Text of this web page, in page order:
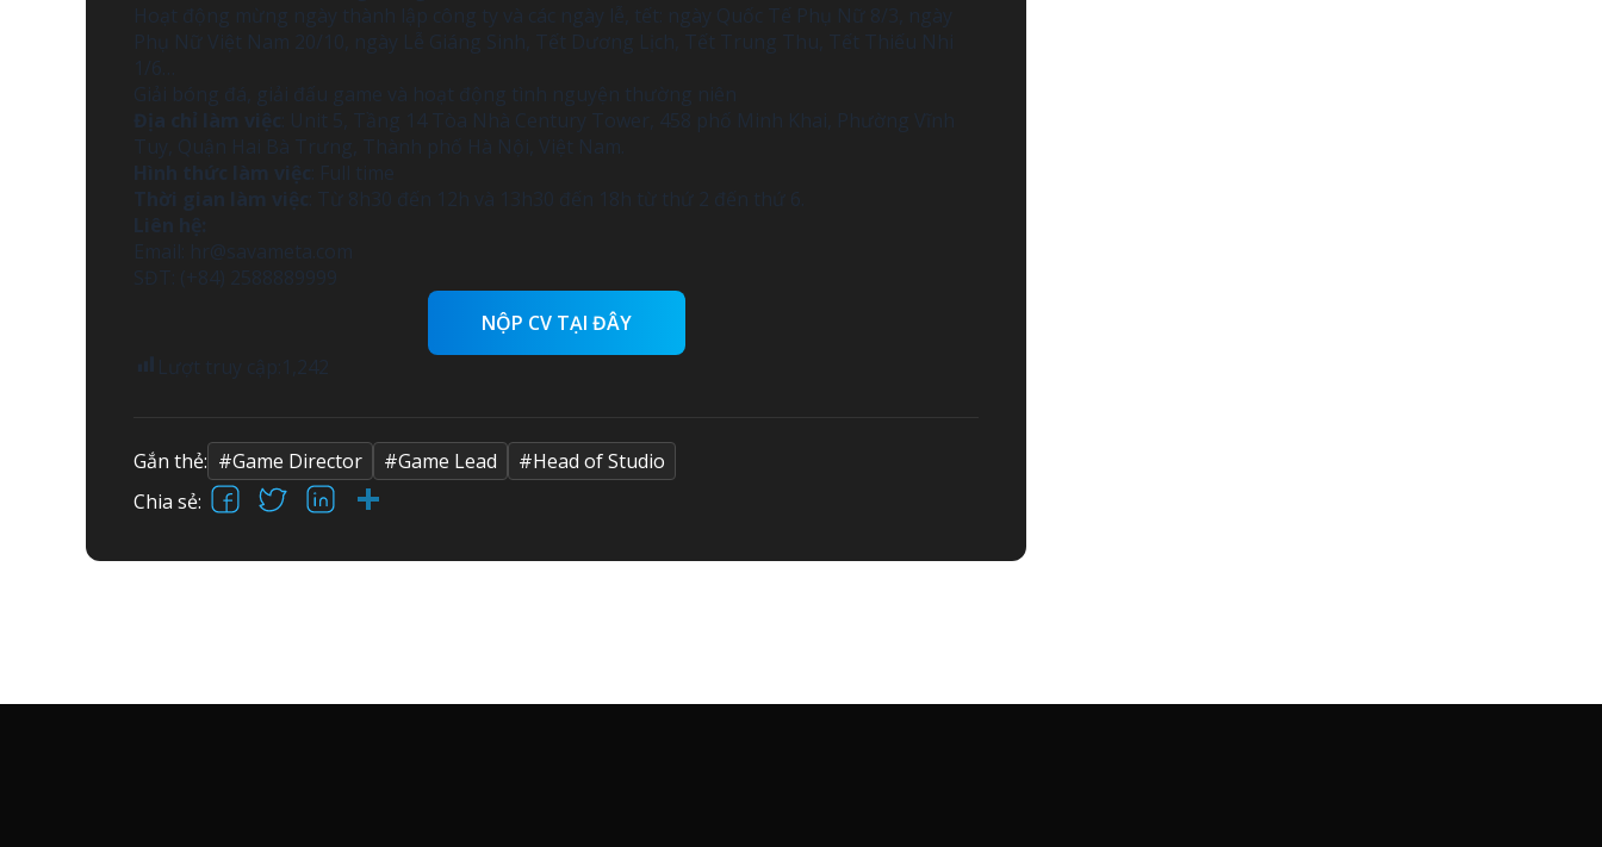
Hoạt động mừng ngày thành lập công ty và các ngày lễ, tết: ngày Quốc Tế Phụ Nữ 8/3, ngày
Phụ Nữ Việt Nam 20/10, ngày Lễ Giáng Sinh, Tết Dương Lịch, Tết Trung Thu, Tết Thiếu Nhi
1/6…
Giải bóng đá, giải đấu game và hoạt động tình nguyện thường niên
Địa chỉ làm việc : Unit 5, Tầng 14 Tòa Nhà Century Tower, 458 phố Minh Khai, Phường Vĩnh
Tuy, Quận Hai Bà Trưng, Thành phố Hà Nội, Việt Nam.
Hình thức làm việc : Full time
Thời gian làm việc : Từ 8h30 đến 12h và 13h30 đến 18h từ thứ 2 đến thứ 6.
Liên hệ:
Email: hr@savameta.com
SĐT: (+84) 2588889999
NỘP CV TẠI ĐÂY
Lượt truy cập: 1,242
Gắn thẻ: #Game Director #Game Lead
#Head of Studio
Chia sẻ:
Facebook
X LinkedIn